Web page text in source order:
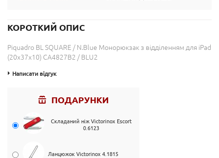
КОРОТКИЙ ОПИС
Piquadro BL SQUARE / N.Blue Монорюкзак з відділенням для iPad
(20x37x10) CA4827B2 / BLU2
Написати відгук
ПОДАРУНКИ
Складаний ніж Victorinox Escort
0.6123
Ланцюжок Victorinox 4.1815